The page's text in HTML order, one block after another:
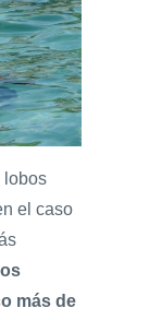
lobos
el caso
los
más de